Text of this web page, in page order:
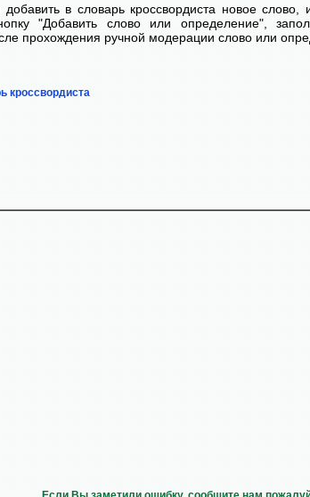
добавить в словарь кроссвордиста новое
"Добавить слово или определение",
прохождения ручной модерации слово или
кроссвордиста